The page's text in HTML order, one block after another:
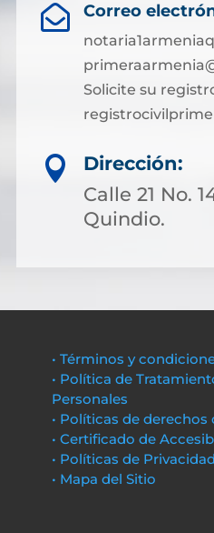
 Correo
Solicite su

Dirección:
Calle 21 No.
Quindio.
• Términos y
• Política de
Personales
• Políticas de derechos
• Certificado de
• Políticas de
• Mapa del Sitio